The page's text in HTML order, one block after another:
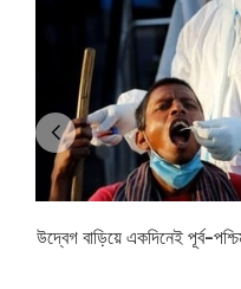
উদ্বেগ বাড়িয়ে একদিনেই পূর্ব-